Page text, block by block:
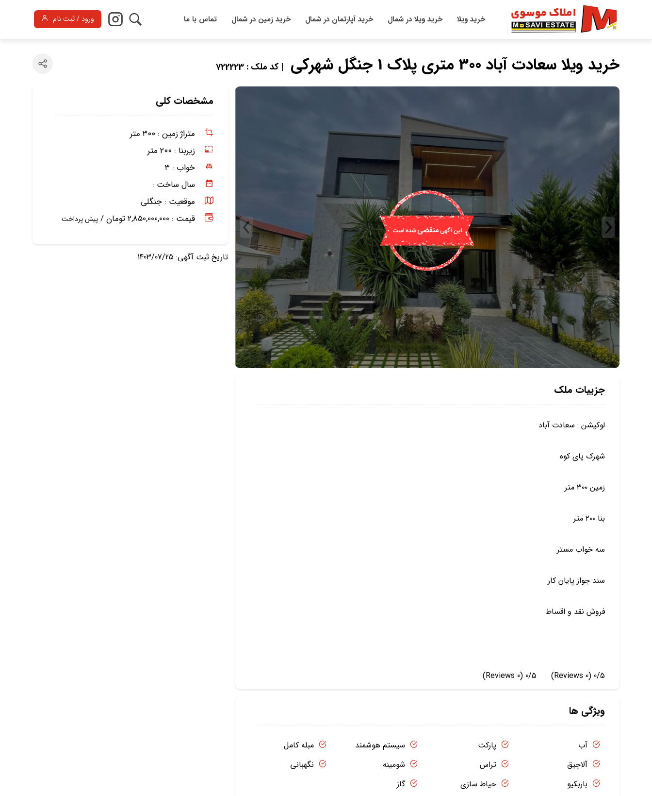
خرید ویلا خرید ویلا در شمال خرید آپارتمان در شمال خرید زمین در شمال تماس با ما ورود / ثبت نام
خرید ویلا سعادت آباد 300 متری پلاک 1 جنگل شهرکی | کد ملک : 722223
مشخصات کلی
متراژ زمین : ۳۰۰ متر
زیربنا : ۲۰۰ متر
خواب : ۳
سال ساخت :
موقعیت : جنگلی
قیمت : 2,850,000,000 تومان /
پیش پرداخت
تاریخ ثبت آگهی: 1403/07/25
جزییات ملک
لوکیشن : سعادت آباد
شهرک پای کوه
زمین ۳۰۰ متر
بنا ۲۰۰ متر
سه خواب مستر
سند جواز پایان کار
فروش نقد و اقساط
0/5
(0 Reviews)
0/5
(0 Reviews)
ویژگی ها
آب
آلاچیق
باربکیو
پارکت
تراس
حیاط سازی
سیستم هوشمند
شومینه
گاز
مبله کامل
نگهبانی